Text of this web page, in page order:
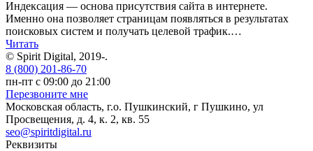
Индексация — основа присутствия сайта в интернете.
Именно она позволяет страницам появляться в результатах
поисковых систем и получать целевой трафик.…
Читать
© Spirit Digital, 2019-.
8 (800) 201-86-70
пн-пт с 09:00 до 21:00
Перезвоните мне
Московская область, г.о. Пушкинский, г Пушкино, ул
Просвещения, д. 4, к. 2, кв. 55
seo@spiritdigital.ru
Реквизиты